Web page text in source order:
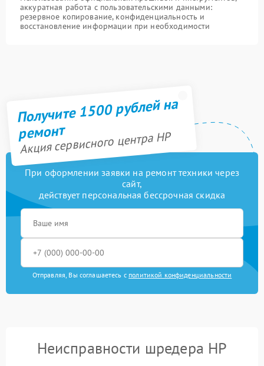
аккуратная работа с пользовательскими данными:
резервное копирование, конфиденциальность и
восстановление информации при необходимости
Получите 1500 рублей на
ремонт
Акция сервисного центра HP
При оформлении заявки на ремонт техники через
сайт,
действует персональная бессрочная скидка
Отправляя, Вы соглашаетесь с политикой конфиденциальности
Неисправности шредера HP